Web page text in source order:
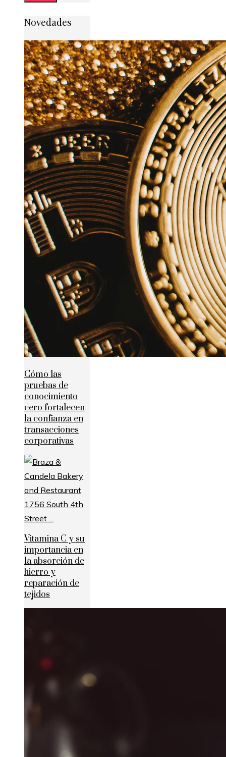
Novedades
Cómo las
pruebas de
conocimiento
cero fortalecen
la confianza en
transacciones
corporativas
Vitamina C y su
importancia en
la absorción de
hierro y
reparación de
tejidos